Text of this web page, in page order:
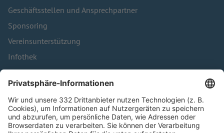
Geschäftsstellen und Ansprechpartner
Sponsoring
Vereinsunterstützung
Infothek
Kontakt
HÄUFIG BESUCHTE SEITEN
Pässe und Vereinswechsel